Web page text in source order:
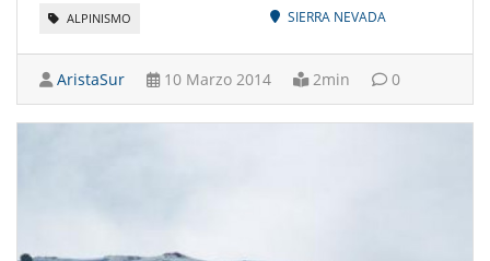
ALPINISMO SIERRA NEVADA
AristaSur 10 Marzo 2014 2min 0